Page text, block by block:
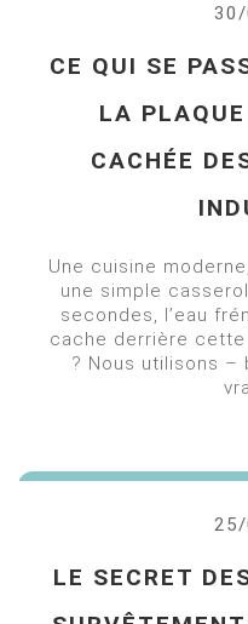
CE QUI SE
LA
CACHÉE
Une cuisine
une simple
secondes, l’eau
cache derrière
? Nous utilisons –
LE SECRET